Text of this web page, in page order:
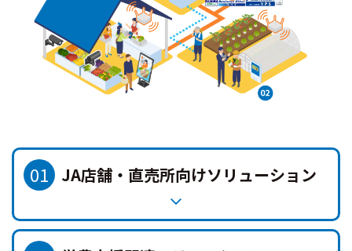
01 JA店舗・直売所向けソリューション